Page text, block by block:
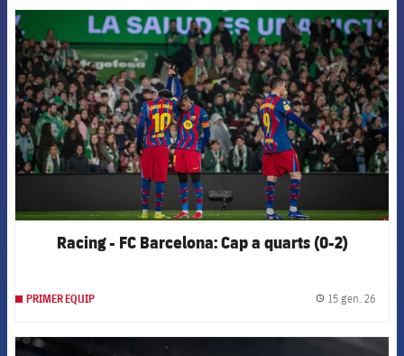
FCB Barcelona badge
Racing - FC Barcelona: Cap a quarts (0-2)
PRIMER EQUIP 15 gen. 26
FCB Barcelona badge